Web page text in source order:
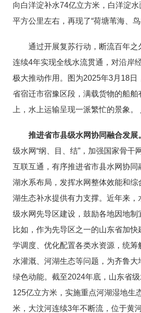
向白洋淀补水74亿立方米，白洋淀
平方公里左右，再现了“荷塘苇海、鸟
通过开展复苏行动，断流百年之
连续4年实现全线水流贯通，对沿岸
极大推动作用。图为2025年3月18日
省宿迁市宿豫区段，满载货物的船舶
上，水上运输呈现一派繁忙的景象
推进省市县级水网协同融合发展
级水网“纲、目、结”，加强国家骨干
互联互通，有序推进省市县水网协同
湖水系布局，发挥水网整体效能和综
湖生态补水提供有力支撑。近年来，
级水网先导区建设，鼓励各地因地制
比如，作为先导区之一的山东省加
学调度、优化配置各类水资源，统筹
水灌溉、河湖生态等问题，为齐鲁大
绿色动能。截至2024年底，山东省
125亿立方米，实施重点河湖湿地生
米，大汶河连续3年不断流，位于黄